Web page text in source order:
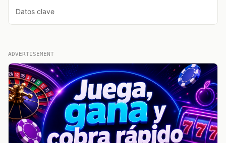
Datos clave
ADVERTISEMENT